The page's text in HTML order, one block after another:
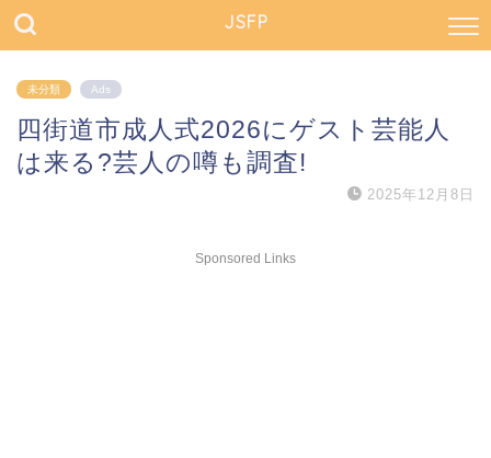
JSFP
未分類 Ads
四街道市成人式2026にゲスト芸能人
は来る?芸人の噂も調査!
2025年12月8日
Sponsored Links